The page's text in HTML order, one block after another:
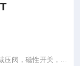
压阀，磁性开关，压